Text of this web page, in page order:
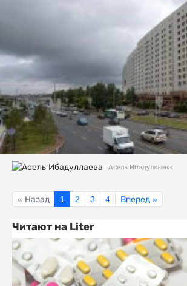
Асель Ибадуллаева
« Назад 1 2 3 4 Вперед »
Читают на Liter